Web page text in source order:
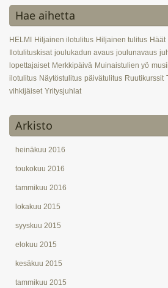
Hae aihetta
HELMI Hiljainen ilotulitus Hiljainen tulitus Häät
Ilotulituskisat joulukadun avaus joulunavaus
lopettajaiset Merkkipäivä Muinaistulien yö
ilotulitus Näytöstulitus päivätulitus Ruutikurssit
vihkijäiset Yritysjuhlat
Arkisto
heinäkuu 2016
toukokuu 2016
tammikuu 2016
lokakuu 2015
syyskuu 2015
elokuu 2015
kesäkuu 2015
tammikuu 2015